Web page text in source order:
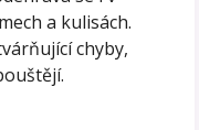
a kulisách.
chyby,